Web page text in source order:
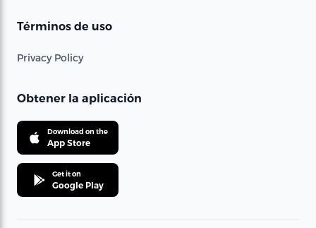
Términos de uso
Privacy Policy
Obtener la aplicación
Download on the
App Store
Get it on
Google Play